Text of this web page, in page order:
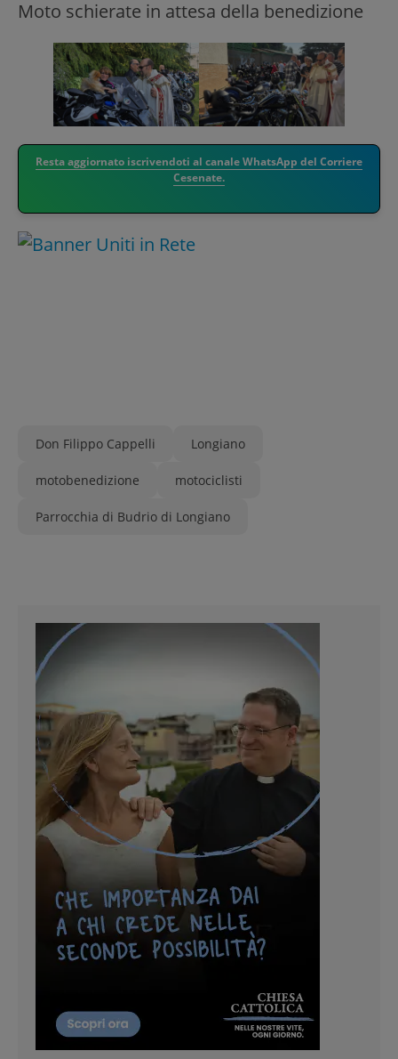
Moto schierate in attesa della benedizione
Resta aggiornato iscrivendoti al canale WhatsApp del Corriere
Cesenate.
Don Filippo Cappelli Longiano
motobenedizione motociclisti
Parrocchia di Budrio di Longiano